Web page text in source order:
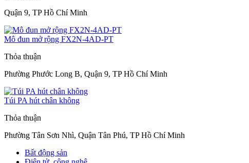
Quận 9, TP Hồ Chí Minh
Mô đun mở rộng FX2N-4AD-PT
Thỏa thuận
Phường Phước Long B, Quận 9, TP Hồ Chí Minh
Túi PA hút chân không
Thỏa thuận
Phường Tân Sơn Nhì, Quận Tân Phú, TP Hồ Chí Minh
Bất động sản